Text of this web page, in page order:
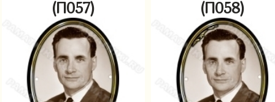
(П057)
(П058)